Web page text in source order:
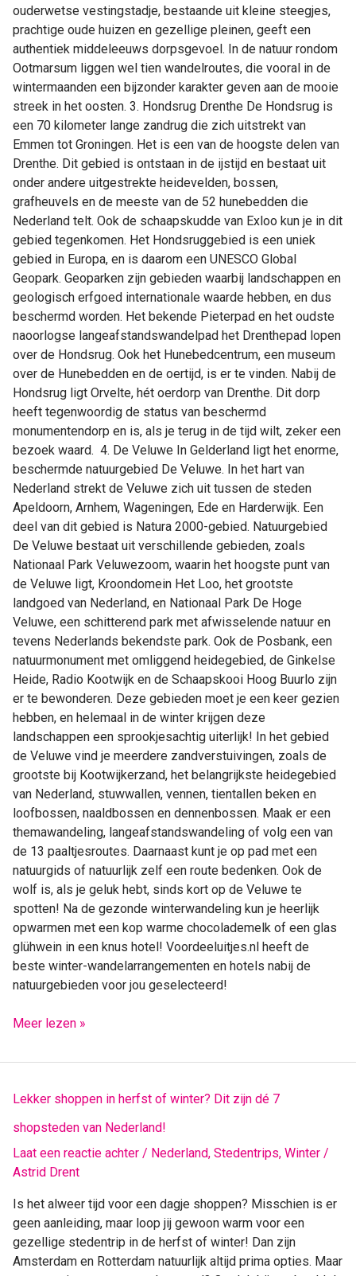
ouderwetse vestingstadje, bestaande uit kleine steegjes,
prachtige oude huizen en gezellige pleinen, geeft een
authentiek middeleeuws dorpsgevoel. In de natuur rondom
Ootmarsum liggen wel tien wandelroutes, die vooral in de
wintermaanden een bijzonder karakter geven aan de mooie
streek in het oosten. 3. Hondsrug Drenthe De Hondsrug is
een 70 kilometer lange zandrug die zich uitstrekt van
Emmen tot Groningen. Het is een van de hoogste delen van
Drenthe. Dit gebied is ontstaan in de ijstijd en bestaat uit
onder andere uitgestrekte heidevelden, bossen,
grafheuvels en de meeste van de 52 hunebedden die
Nederland telt. Ook de schaapskudde van Exloo kun je in dit
gebied tegenkomen. Het Hondsruggebied is een uniek
gebied in Europa, en is daarom een UNESCO Global
Geopark. Geoparken zijn gebieden waarbij landschappen en
geologisch erfgoed internationale waarde hebben, en dus
beschermd worden. Het bekende Pieterpad en het oudste
naoorlogse langeafstandswandelpad het Drenthepad lopen
over de Hondsrug. Ook het Hunebedcentrum, een museum
over de Hunebedden en de oertijd, is er te vinden. Nabij de
Hondsrug ligt Orvelte, hét oerdorp van Drenthe. Dit dorp
heeft tegenwoordig de status van beschermd
monumentendorp en is, als je terug in de tijd wilt, zeker een
bezoek waard. 4. De Veluwe In Gelderland ligt het enorme,
beschermde natuurgebied De Veluwe. In het hart van
Nederland strekt de Veluwe zich uit tussen de steden
Apeldoorn, Arnhem, Wageningen, Ede en Harderwijk. Een
deel van dit gebied is Natura 2000-gebied. Natuurgebied
De Veluwe bestaat uit verschillende gebieden, zoals
Nationaal Park Veluwezoom, waarin het hoogste punt van
de Veluwe ligt, Kroondomein Het Loo, het grootste
landgoed van Nederland, en Nationaal Park De Hoge
Veluwe, een schitterend park met afwisselende natuur en
tevens Nederlands bekendste park. Ook de Posbank, een
natuurmonument met omliggend heidegebied, de Ginkelse
Heide, Radio Kootwijk en de Schaapskooi Hoog Buurlo zijn
er te bewonderen. Deze gebieden moet je een keer gezien
hebben, en helemaal in de winter krijgen deze
landschappen een sprookjesachtig uiterlijk! In het gebied
de Veluwe vind je meerdere zandverstuivingen, zoals de
grootste bij Kootwijkerzand, het belangrijkste heidegebied
van Nederland, stuwwallen, vennen, tientallen beken en
loofbossen, naaldbossen en dennenbossen. Maak er een
themawandeling, langeafstandswandeling of volg een van
de 13 paaltjesroutes. Daarnaast kunt je op pad met een
natuurgids of natuurlijk zelf een route bedenken. Ook de
wolf is, als je geluk hebt, sinds kort op de Veluwe te
spotten! Na de gezonde winterwandeling kun je heerlijk
opwarmen met een kop warme chocolademelk of een glas
glühwein in een knus hotel! Voordeeluitjes.nl heeft de
beste winter-wandelarrangementen en hotels nabij de
natuurgebieden voor jou geselecteerd!
Meer lezen »
Lekker shoppen in herfst of winter? Dit zijn dé 7
shopsteden van Nederland!
Laat een reactie achter / Nederland, Stedentrips, Winter /
Astrid Drent
Is het alweer tijd voor een dagje shoppen? Misschien is er
geen aanleiding, maar loop jij gewoon warm voor een
gezellige stedentrip in de herfst of winter! Dan zijn
Amsterdam en Rotterdam natuurlijk altijd prima opties. Maar
Lekker
in
herfst
of
Dit
zijn
dé
7